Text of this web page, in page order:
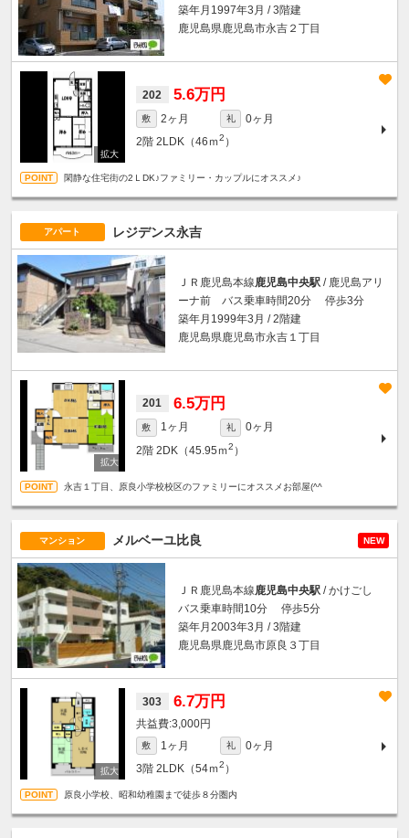
築年月1997年3月 / 3階建
鹿児島県鹿児島市永吉２丁目
202 5.6万円
敷 2ヶ月 礼
0ヶ月
2階 2LDK（46ｍ2 ）
閑静な住宅街の2ＬDK♪ファミリー・カップルにオススメ♪
アパート レジデンス永吉
ＪＲ鹿児島本線鹿児島中央駅 / 鹿児島アリ
ーナ前 バス乗車時間20分 停歩3分
築年月1999年3月 / 2階建
鹿児島県鹿児島市永吉１丁目
201 6.5万円
敷 1ヶ月 礼
0ヶ月
2階 2DK（45.95ｍ2 ）
永吉１丁目、原良小学校校区のファミリーにオススメお部屋(^^
マンション メルベーユ比良 NEW
ＪＲ鹿児島本線鹿児島中央駅 / かけごし
バス乗車時間10分 停歩5分
築年月2003年3月 / 3階建
鹿児島県鹿児島市原良３丁目
303 6.7万円
3,000円
敷 1ヶ月 礼
0ヶ月
3階 2LDK（54ｍ2 ）
原良小学校、昭和幼稚園まで徒歩８分圏内